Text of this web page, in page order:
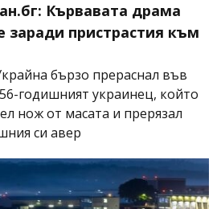
Кървавата драма
заради пристрастия към
бързо прераснал във
годишният украинец, който
нож от масата и прерязал
си авер